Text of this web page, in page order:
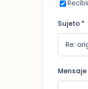
Sujeto *
Mensaje